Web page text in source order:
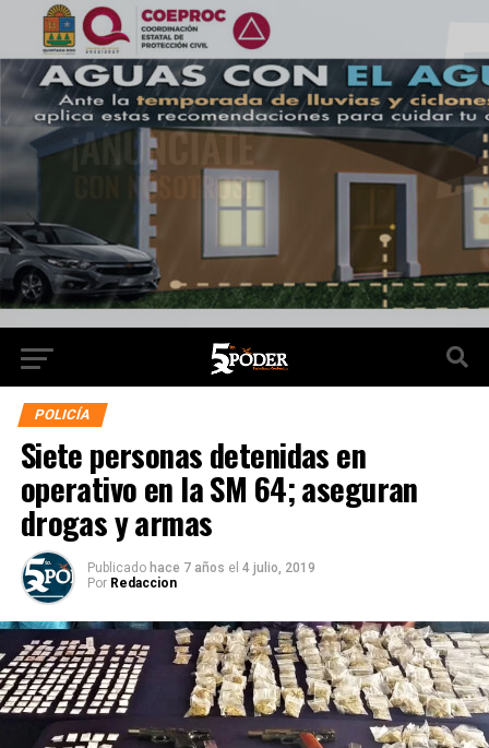
POLICÍA
Siete personas detenidas en
operativo en la SM 64; aseguran
drogas y armas
Publicado hace 7 años el 4 julio, 2019
Por Redaccion